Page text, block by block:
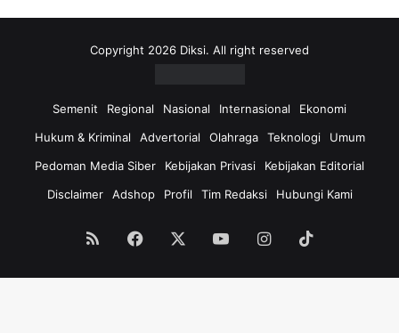
Copyright 2026 Diksi. All right reserved
Semenit Regional Nasional Internasional
Ekonomi
Hukum & Kriminal
Advertorial Olahraga Teknologi
Umum
Pedoman Media Siber
Kebijakan Privasi
Kebijakan Editorial
Disclaimer
Adshop Profil Tim Redaksi Hubungi Kami
RSS Facebook YouTubeInstagram